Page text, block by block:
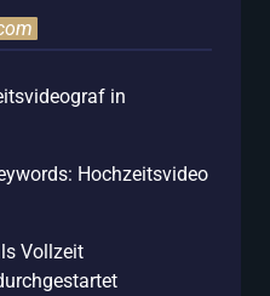
in
Hochzeitsvideo
Vollzeit